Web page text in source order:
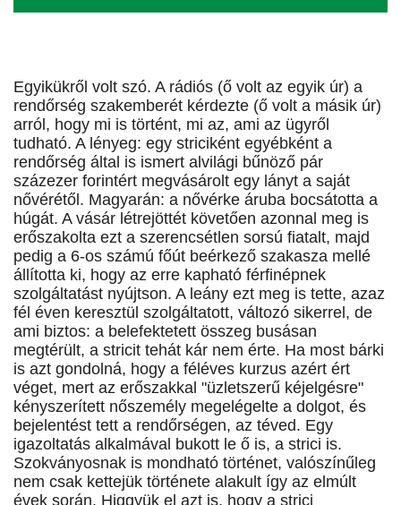
Egyikükről volt szó. A rádiós (ő volt az egyik úr) a
rendőrség szakemberét kérdezte (ő volt a másik úr)
arról, hogy mi is történt, mi az, ami az ügyről
tudható. A lényeg: egy striciként egyébként a
rendőrség által is ismert alvilági bűnöző pár
százezer forintért megvásárolt egy lányt a saját
nővérétől. Magyarán: a nővérke áruba bocsátotta a
húgát. A vásár létrejöttét követően azonnal meg is
erőszakolta ezt a szerencsétlen sorsú fiatalt, majd
pedig a 6-os számú főút beérkező szakasza mellé
állította ki, hogy az erre kapható férfinépnek
szolgáltatást nyújtson. A leány ezt meg is tette, azaz
fél éven keresztül szolgáltatott, változó sikerrel, de
ami biztos: a belefektetett összeg busásan
megtérült, a stricit tehát kár nem érte. Ha most bárki
is azt gondolná, hogy a féléves kurzus azért ért
véget, mert az erőszakkal "üzletszerű kéjelgésre"
kényszerített nőszemély megelégelte a dolgot, és
bejelentést tett a rendőrségen, az téved. Egy
igazoltatás alkalmával bukott le ő is, a strici is.
Szokványosnak is mondható történet, valószínűleg
nem csak kettejük története alakult így az elmúlt
évek során. Higgyük el azt is, hogy a strici